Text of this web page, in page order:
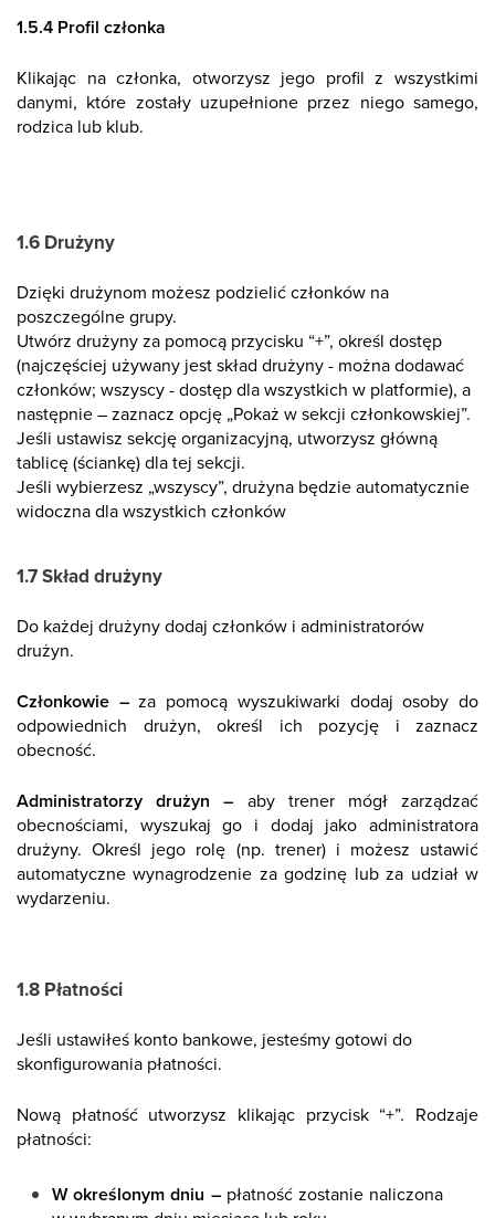
1.5.4 Profil członka
Klikając na członka, otworzysz jego profil z wszystkimi
danymi, które zostały uzupełnione przez niego samego,
rodzica lub klub.
1.6 Drużyny
Dzięki drużynom możesz podzielić członków na
poszczególne grupy.
Utwórz drużyny za pomocą przycisku “+”, określ dostęp
(najczęściej używany jest skład drużyny - można dodawać
członków; wszyscy - dostęp dla wszystkich w platformie), a
następnie – zaznacz opcję „Pokaż w sekcji członkowskiej”.
Jeśli ustawisz sekcję organizacyjną, utworzysz główną
tablicę (ściankę) dla tej sekcji.
Jeśli wybierzesz „wszyscy”, drużyna będzie automatycznie
widoczna dla wszystkich członków
1.7 Skład drużyny
Do każdej drużyny dodaj członków i administratorów
drużyn.
Członkowie –za pomocą wyszukiwarki dodaj osoby do
odpowiednich drużyn, określ ich pozycję i zaznacz
obecność.
Administratorzy drużyn – aby trener mógł zarządzać
obecnościami, wyszukaj go i dodaj jako administratora
drużyny. Określ jego rolę (np. trener) i możesz ustawić
automatyczne wynagrodzenie za godzinę lub za udział w
wydarzeniu.
1.8 Płatności
Jeśli ustawiłeś konto bankowe, jesteśmy gotowi do
skonfigurowania płatności.
Nową płatność utworzysz klikając przycisk “+”. Rodzaje
płatności:
W określonym dniu –płatność zostanie naliczona